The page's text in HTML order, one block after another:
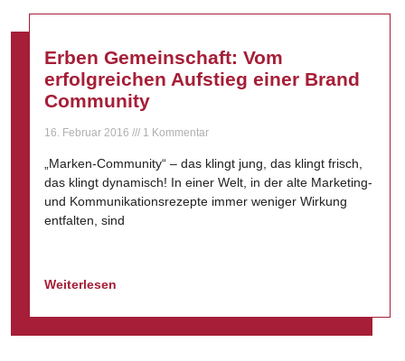
Erben Gemeinschaft: Vom
erfolgreichen Aufstieg einer Brand
Community
16. Februar 2016 1 Kommentar
„Marken-Community“ – das klingt jung, das klingt frisch,
das klingt dynamisch! In einer Welt, in der alte Marketing-
und Kommunikationsrezepte immer weniger Wirkung
entfalten, sind
Weiterlesen